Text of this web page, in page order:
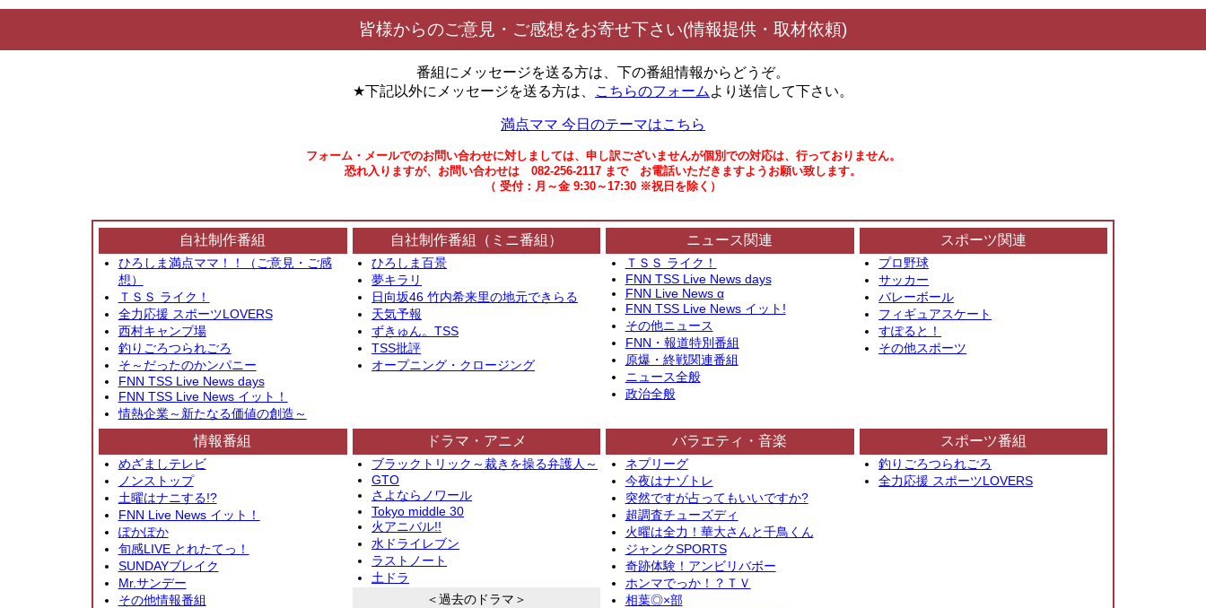
皆様からのご意見・ご感想をお寄せ下さい(情報提供・取材依頼)
番組にメッセージを送る方は、下の番組情報からどうぞ。
★下記以外にメッセージを送る方は、
こちらのフォーム より送信して下さい。
満点ママ 今日のテーマはこちら
フォーム・メールでのお問い合わせに対しましては、申し訳ございませんが個別での対応は、行っておりません。
恐れ入りますが、お問い合わせは 082-256-2117 まで お電話いただきますようお願い致します。
（ 受付：月～金 9:30～17:30 ※祝日を除く）
自社制作番組
ひろしま満点ママ！！（ご意見・ご感
想）
ＴＳＳ ライク！
全力応援 スポーツLOVERS
西村キャンプ場
釣りごろつられごろ
そ～だったのかンパニー
FNN TSS Live News days
FNN TSS Live News イット！
情熱企業～新たなる価値の創造～
自社制作番組（ミニ番組）
ひろしま百景
夢キラリ
日向坂46 竹内希来里の地元できらる
天気予報
ずきゅん。TSS
TSS批評
オープニング・クロージング
ニュース関連
ＴＳＳ ライク！
FNN TSS Live News days
FNN Live News α
FNN TSS Live News イット!
その他ニュース
FNN・報道特別番組
原爆・終戦関連番組
ニュース全般
政治全般
スポーツ関連
プロ野球
サッカー
バレーボール
フィギュアスケート
すぽると！
その他スポーツ
情報番組
めざましテレビ
ノンストップ
土曜はナニする!?
FNN Live News イット！
ぽかぽか
旬感LIVE とれたてっ！
SUNDAYブレイク
Mr.サンデー
その他情報番組
ドラマ・アニメ
ブラックトリック～裁きを操る弁護人～
GTO
さよならノワール
Tokyo middle 30
火アニバル!!
水ドライレブン
ラストノート
土ドラ
＜過去のドラマ＞
バラエティ・音楽
ネプリーグ
今夜はナゾトレ
突然ですが占ってもいいですか?
超調査チューズディ
火曜は全力！華大さんと千鳥くん
ジャンクSPORTS
奇跡体験！アンビリバボー
ホンマでっか！？ＴＶ
相葉◎×部
スポーツ番組
釣りごろつられごろ
全力応援 スポーツLOVERS